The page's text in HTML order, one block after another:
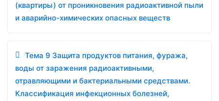
(квартиры) от проникновения радиоактивной пыли
и аварийно-химических опасных веществ
Тема 9 Защита продуктов питания, фуража,
воды от заражения радиоактивными,
отравляющими и бактериальными средствами.
Классификация инфекционных болезней,